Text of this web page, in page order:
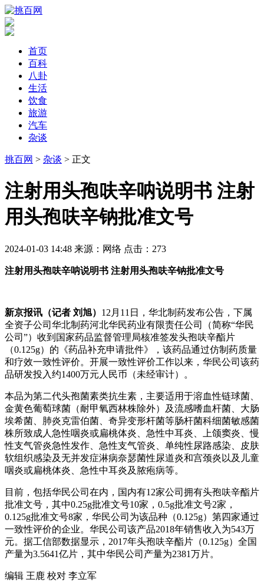
首页
百科
八卦
生活
饮食
旅游
汽车
杂谈
挑百网 > 杂谈 > 正文
​注射用头孢呋辛呐说明书 注射
用头孢呋辛钠批准文号
2024-01-03 14:48 来源：网络 点击： 273
注射用头孢呋辛呐说明书 注射用头孢呋辛钠批准文号
新京报讯（记者 刘旭） 12月11日，华北制药发布公告，下属
全资子公司华北制药河北华民药业有限责任公司（简称“华民
公司”）收到国家药品监督管理局核准签发头孢呋辛酯片
（0.125g）的《药品补充申请批件》，该药品通过仿制药质量
和疗效一致性评价。开展一致性评价工作以来，华民公司该药
品研发投入约1400万元人民币（未经审计）。
本品为第二代头孢菌素类抗生素，主要适用于溶血性链球菌、
金黄色葡萄球菌（耐甲氧西林株除外）及流感嗜血杆菌、大肠
埃希菌、肺炎克雷伯菌、奇异变形杆菌等肠杆菌科细菌敏感菌
株所致成人急性咽炎或扁桃体炎、急性中耳炎、上颌窦炎、慢
性支气管炎急性发作、急性支气管炎、单纯性尿路感染、皮肤
软组织感染及无并发症淋病奈瑟菌性尿道炎和宫颈炎以及儿童
咽炎或扁桃体炎、急性中耳炎及脓疱病等。
目前，包括华民公司在内，国内有12家公司拥有头孢呋辛酯片
批准文号，其中0.25g批准文号10家，0.5g批准文号2家，
0.125g批准文号8家，华民公司为该品种（0.125g）第四家通过
一致性评价的企业。华民公司该产品2018年销售收入为543万
元。据工信部数据显示，2017年头孢呋辛酯片（0.125g）全国
产量为3.5641亿片，其中华民公司产量为2381万片。
编辑 王鹿 校对 李立军